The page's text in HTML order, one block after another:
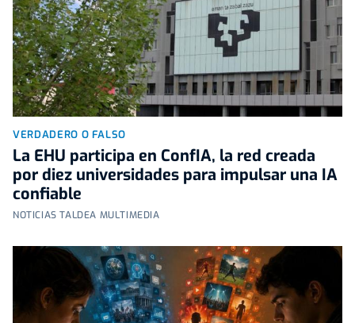
VERDADERO O FALSO
La EHU participa en ConfIA, la red creada
por diez universidades para impulsar una IA
confiable
NOTICIAS TALDEA MULTIMEDIA